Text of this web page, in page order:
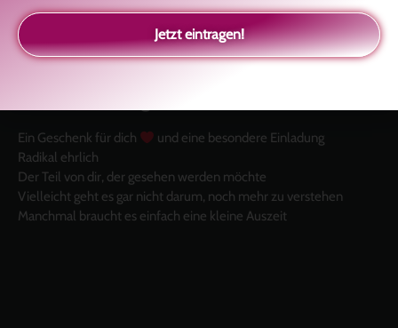
Ein Geschenk für dich
und eine besondere Einladung
Radikal ehrlich
Der Teil von dir, der gesehen werden möchte
Vielleicht geht es gar nicht darum, noch mehr zu verstehen
Manchmal braucht es einfach eine kleine Auszeit
Jetzt eintragen!